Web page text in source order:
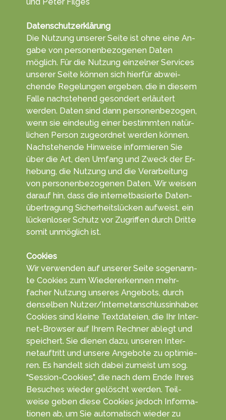
Datenschutzerklärung
Die Nutzung unserer Seite ist ohne eine An­
gabe von per­sonen­be­zoge­nen Daten
möglich. Für die Nut­zung einzelner Ser­vices
unserer Seite können sich hierfür ab­wei­
chen­de Re­ge­lun­gen erge­ben, die in diesem
Falle nachs­tehend ge­son­dert erläu­tert
werden. Daten sind dann personen­bezogen,
wenn sie ein­deutig einer be­stimm­ten na­tür­
lichen Per­son zu­geord­net wer­den können.
Nach­stehende Hin­weise in­for­mieren Sie
über die Art, den Um­fang und Zweck der Er­
he­bung, die Nut­zung und die Ver­arbeitung
von personen­bezogenen Da­ten. Wir weisen
darauf hin, dass die in­ternet­ba­sierte Daten­
über­tragung Sicherheits­lücken aufweist, ein
lücken­loser Schutz vor Zu­grif­fen durch Dritte
somit un­mög­lich ist.
Cookies
Wir ver­wen­den auf unserer Seite so­genann­
te Coo­kies zum Wieder­erken­nen mehr­
facher Nut­zung un­seres An­gebots, durch
den­selben Nutzer/Inter­netan­schluss­in­haber.
Cookies sind kleine Text­da­teien, die Ihr Inter­
net-Browser auf Ihrem Rech­ner ablegt und
spei­chert. Sie die­nen dazu, unseren Inter­
netauf­tritt und unsere An­gebo­te zu opti­mie­
ren. Es han­delt sich da­bei zu­meist um sog.
"Session-Cookies", die nach dem Ende Ihres
Be­suches wie­der ge­löscht wer­den. Teil­
weise geben diese Coo­kies jedoch In­forma­
tionen ab, um Sie auto­matisch wieder zu